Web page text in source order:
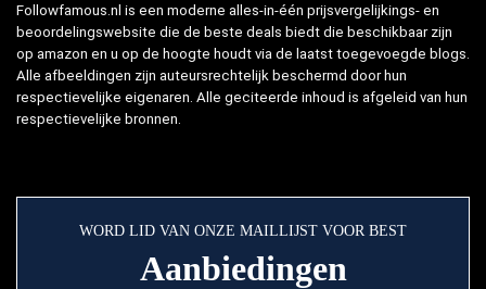
Followfamous.nl is een moderne alles-in-één prijsvergelijkings- en
beoordelingswebsite die de beste deals biedt die beschikbaar zijn
op amazon en u op de hoogte houdt via de laatst toegevoegde blogs.
Alle afbeeldingen zijn auteursrechtelijk beschermd door hun
respectievelijke eigenaren. Alle geciteerde inhoud is afgeleid van hun
respectievelijke bronnen.
WORD LID VAN ONZE MAILLIJST VOOR BEST
Aanbiedingen